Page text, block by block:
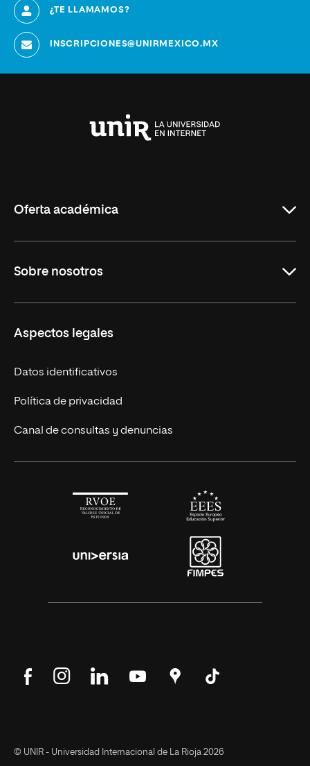
¿TE LLAMAMOS?
INSCRIPCIONES@UNIRMEXICO.MX
Oferta académica
Licenciaturas en línea
Cursos Europeos
Títulos Americanos
Alianza Newman
Sobre nosotros
Nuestros alumnos
Únete a nosotros
Actualidad
Solicita información
Aspectos legales
Datos identificativos
Política de privacidad
Canal de consultas y denuncias
Síguenos Síguenos SíguenosSíguenos
Encuéntranos
© UNIR - Universidad Internacional de La Rioja 2026